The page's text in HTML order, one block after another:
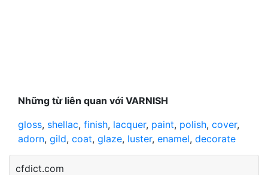
Những từ liên quan với VARNISH
gloss, shellac, finish, lacquer, paint, polish, cover,
adorn, gild, coat, glaze, luster, enamel, decorate
cfdict.com